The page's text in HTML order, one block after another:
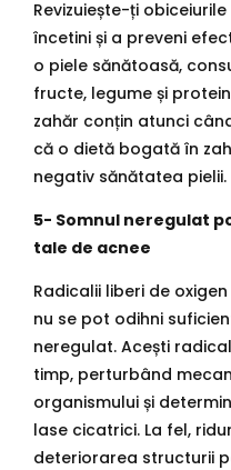
Revizuiește-ți
încetini și a preveni
o piele sănătoasă,
fructe, legume și
zahăr conțin atunci
că o dietă bogată în
negativ sănătatea pielii.
5- Somnul neregulat
tale de acnee
Radicalii liberi de
nu se pot odihni
neregulat. Acești
timp, perturbând
organismului și
lase cicatrici. La fel,
deteriorarea structurii